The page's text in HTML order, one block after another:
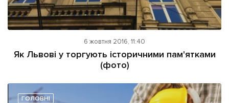
6 жовтня 2016, 11:40
Як Львові у торгують історичними пам'ятками
(фото)
ГОЛОВНІ